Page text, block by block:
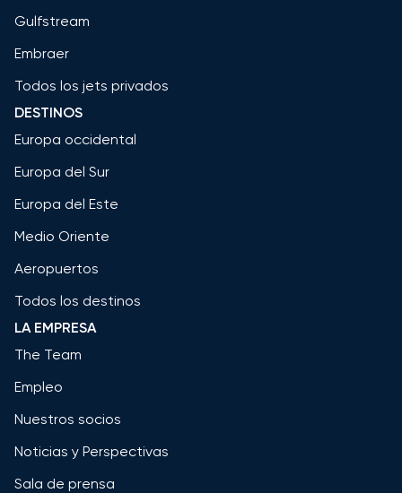
Gulfstream
Embraer
Todos los jets privados
DESTINOS
Europa occidental
Europa del Sur
Europa del Este
Medio Oriente
Aeropuertos
Todos los destinos
LA EMPRESA
The Team
Empleo
Nuestros socios
Noticias y Perspectivas
Sala de prensa